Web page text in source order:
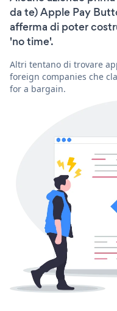
da te) Apple Pay
afferma di poter
'no time'.
Altri tentano di trovare
foreign companies che
for a bargain.